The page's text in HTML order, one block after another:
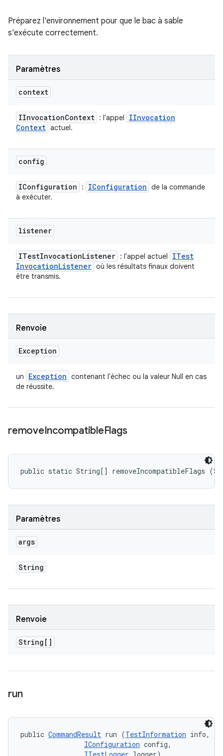
Préparez l'environnement pour que le bac à sable
s'exécute correctement.
Paramètres
context
IInvocationContext : l'appel
IInvocation
Context actuel.
config
IConfiguration : IConfiguration de la commande
à exécuter.
listener
ITestInvocationListener : l'appel actuel
ITest
InvocationListener où les résultats finaux doivent
être transmis.
Renvoie
Exception
un Exception contenant l'échec ou la valeur Null en cas
de réussite.
removeIncompatibleFlags
public static String[] removeIncompatibleFlags
Paramètres
args
String
Renvoie
String[]
run
public CommandResult run (TestInformation info,
IConfiguration config,